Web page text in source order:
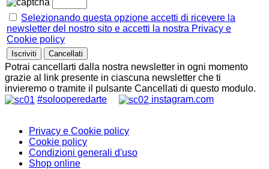
Selezionando questa opzione accetti di ricevere la
newsletter del nostro sito e accetti la nostra Privacy e
Cookie policy
Potrai cancellarti dalla nostra newsletter in ogni momento
grazie al link presente in ciascuna newsletter che ti
invieremo o tramite il pulsante Cancellati di questo modulo.
#solooperedarte
instagram.com
Privacy e Cookie policy
Cookie policy
Condizioni generali d'uso
Shop online